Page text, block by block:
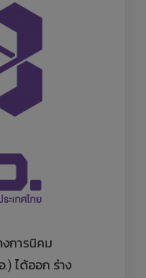
การนิคม
ได้ออก ร่าง